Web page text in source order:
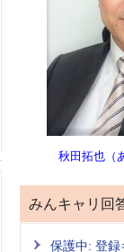
秋田拓也（
みんキャリ回
保護中: 登録